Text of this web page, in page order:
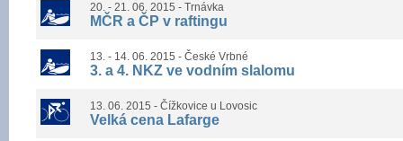
20. - 21. 06. 2015 - Trnávka
MČR a ČP v raftingu
13. - 14. 06. 2015 - České Vrbné
3. a 4. NKZ ve vodním slalomu
13. 06. 2015 - Čížkovice u Lovosic
Velká cena Lafarge